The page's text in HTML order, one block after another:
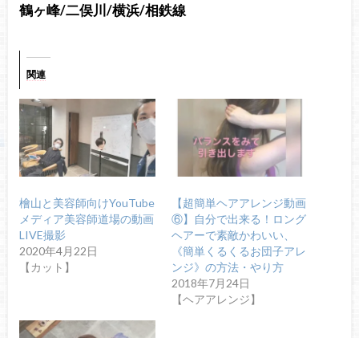
鶴ヶ峰/二俣川/横浜/相鉄線
関連
檜山と美容師向けYouTube
メディア美容師道場の動画
LIVE撮影
2020年4月22日
【カット】
【超簡単ヘアアレンジ動画
⑥】自分で出来る！ロング
ヘアーで素敵かわいい、
《簡単くるくるお団子アレ
ンジ》の方法・やり方
2018年7月24日
【ヘアアレンジ】